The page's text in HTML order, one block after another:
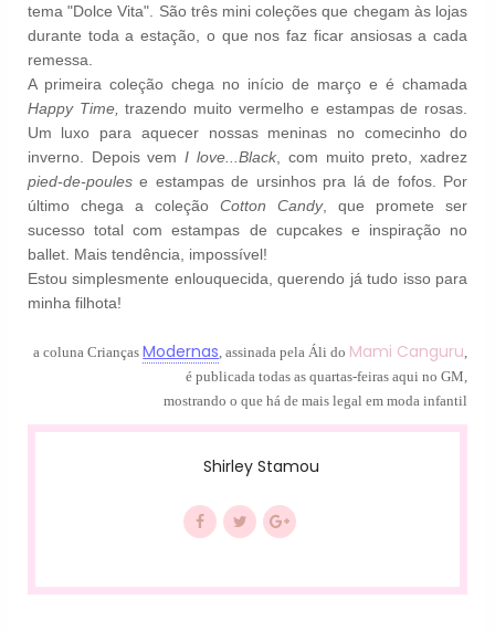
tema "Dolce Vita". São três mini coleções que chegam às lojas
durante toda a estação, o que nos faz ficar ansiosas a cada
remessa.
A primeira coleção chega no início de março e é chamada
Happy Time,trazendo muito vermelho e estampas de rosas.
Um luxo para aquecer nossas meninas no comecinho do
inverno. Depois vemI love...Black , com muito preto, xadrez
pied-de-poulese estampas de ursinhos pra lá de fofos. Por
último chega a coleção Cotton Candy, que promete ser
sucesso total com estampas de cupcakes e inspiração no
ballet. Mais tendência, impossível!
Estou simplesmente enlouquecida, querendo já tudo isso para
minha filhota!
a coluna Crianças Modernas , assinada pela Áli do Mami Canguru
é publicada todas as quartas-feiras aqui no GM,
mostrando o que há de mais legal em moda infantil
Shirley Stamou